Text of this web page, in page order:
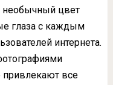
необычный цвет
глаза с каждым
интернета.
все